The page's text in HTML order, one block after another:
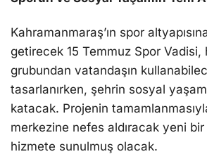
Kahramanmaraş’ın spor
getirecek 15 Temmuz Spor Vadisi,
grubundan vatandaşın
tasarlanırken, şehrin sosyal
katacak. Projenin
merkezine nefes aldıracak yeni bir
hizmete sunulmuş olacak.